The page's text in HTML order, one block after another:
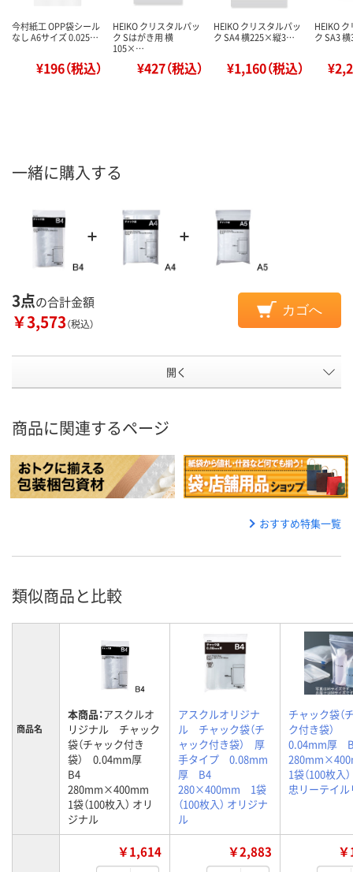
今村紙工 OPP袋シール
なし A6サイズ 0.025…
¥196（税込）
HEIKO クリスタルパッ
ク Sはがき用 横
105×…
¥427（税込）
HEIKO クリスタルパッ
ク SA4 横225×縦3…
¥1,160（税込）
HEIKO
ク SA3
一緒に購入する
3点の合計金額
￥3,573（税込）
カゴへ
開く
商品に関連するページ
おすすめ特集一覧
類似商品と比較
商品名
本商品：アスクルオ
リジナル チャック
袋（チャック付き
袋） 0.04mm厚
B4
280mm×400mm
1袋（100枚入） オリ
ジナル
アスクルオリジナ
ル チャック袋（チ
ャック付き袋） 厚
手タイプ 0.08mm
厚 B4
280×400mm 1袋
（100枚入） オリジナ
ル
チャック袋（
ク付き袋）
0.04mm厚
1袋（100枚入
忠リーテイ
￥1,614 ￥2,883